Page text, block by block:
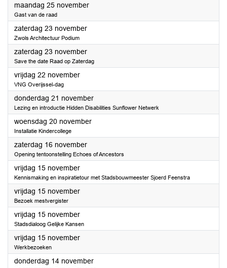
maandag 25 november2024
Gast van de raad
zaterdag 23 november2024
Zwols Architectuur Podium
zaterdag 23 november2024
Save the date Raad op Zaterdag
vrijdag 22 november2024
VNG Overijssel-dag
donderdag 21 november2024
Lezing en introductie Hidden Disabilities Sunflower Netwerk
woensdag 20 november2024
Installatie Kindercollege
zaterdag 16 november2024
Opening tentoonstelling Echoes of Ancestors
vrijdag 15 november2024
Kennismaking en inspiratietour met Stadsbouwmeester Sjoerd Feenstra
vrijdag 15 november2024
Bezoek mestvergister
vrijdag 15 november2024
Stadsdialoog Gelijke Kansen
vrijdag 15 november2024
Werkbezoeken
donderdag 14 november2024